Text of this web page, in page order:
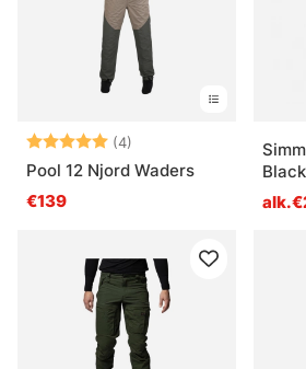
Arvio: (4)
5.0 5:sta tähdestä
Pool 12 Njord Waders
€139
Black